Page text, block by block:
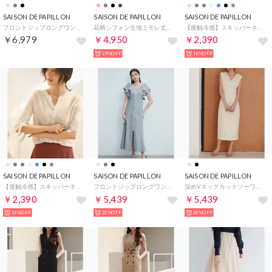
SAISON DE PAPILLON
￥6,979
SAISON DE PAPILLON
￥4,950
29%OFF
SAISON DE PAPILLON
￥2,390
16%OFF
SAISON DE PAPILLON
￥2,390
16%OFF
SAISON DE PAPILLON
￥5,439
22%OFF
SAISON DE PAPILLON
￥5,439
22%OFF